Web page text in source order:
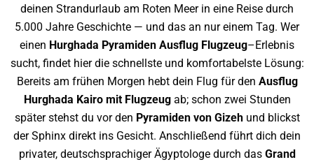
deinen Strandurlaub am Roten Meer in eine Reise durch
5.000 Jahre Geschichte — und das an nur einem Tag. Wer
einen Hurghada Pyramiden Ausflug Flugzeug–Erlebnis
sucht, findet hier die schnellste und komfortabelste Lösung:
Bereits am frühen Morgen hebt dein Flug für den Ausflug
Hurghada Kairo mit Flugzeug ab; schon zwei Stunden
später stehst du vor den Pyramiden von Gizehund blickst
der Sphinx direkt ins Gesicht. Anschließend führt dich dein
privater, deutschsprachiger Ägyptologe durch das Grand